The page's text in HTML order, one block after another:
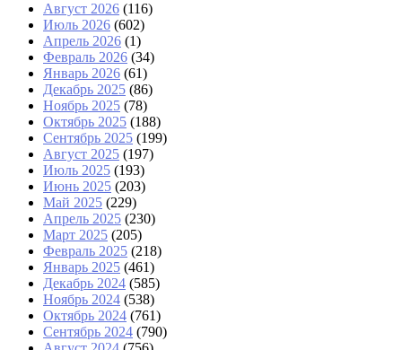
Август 2026 (116)
Июль 2026 (602)
Апрель 2026 (1)
Февраль 2026 (34)
Январь 2026 (61)
Декабрь 2025 (86)
Ноябрь 2025 (78)
Октябрь 2025 (188)
Сентябрь 2025 (199)
Август 2025 (197)
Июль 2025 (193)
Июнь 2025 (203)
Май 2025 (229)
Апрель 2025 (230)
Март 2025 (205)
Февраль 2025 (218)
Январь 2025 (461)
Декабрь 2024 (585)
Ноябрь 2024 (538)
Октябрь 2024 (761)
Сентябрь 2024 (790)